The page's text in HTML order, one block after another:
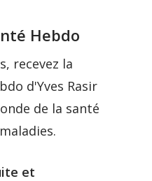
Hebdo
recevez la
d'Yves Rasir
de la santé
et